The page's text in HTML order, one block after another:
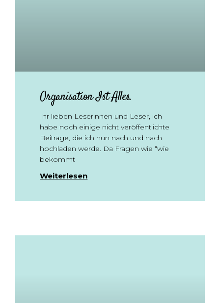
Organisation Ist Alles.
Ihr lieben Leserinnen und Leser, ich
habe noch einige nicht veröffentlichte
Beiträge, die ich nun nach und nach
hochladen werde. Da Fragen wie “wie
bekommt
Weiterlesen